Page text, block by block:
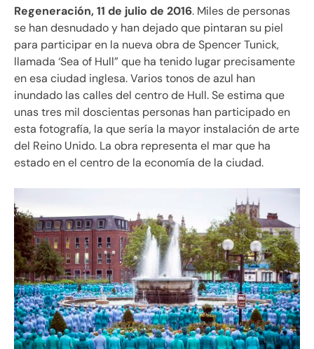
Regeneración, 11 de julio de 2016. Miles de personas
se han desnudado y han dejado que pintaran su piel
para participar en la nueva obra de Spencer Tunick,
llamada ‘Sea of Hull” que ha tenido lugar precisamente
en esa ciudad inglesa. Varios tonos de azul han
inundado las calles del centro de Hull. Se estima que
unas tres mil doscientas personas han participado en
esta fotografía, la que sería la mayor instalación de arte
del Reino Unido. La obra representa el mar que ha
estado en el centro de la economía de la ciudad.